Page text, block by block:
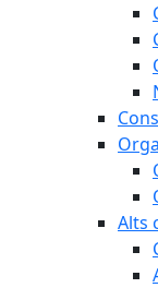
Alts